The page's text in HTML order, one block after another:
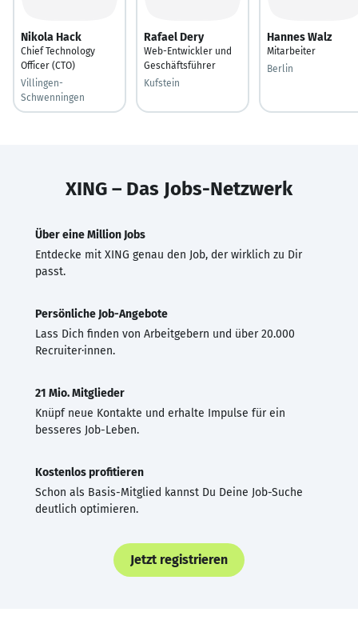
Nikola Hack
Chief Technology
Officer (CTO)
Villingen-
Schwenningen
Rafael Dery
Web-Entwickler und
Geschäftsführer
Kufstein
Hannes Walz
Mitarbeiter
Berlin
XING – Das Jobs-Netzwerk
Über eine Million Jobs
Entdecke mit XING genau den Job, der wirklich zu Dir
passt.
Persönliche Job-Angebote
Lass Dich finden von Arbeitgebern und über 20.000
Recruiter·innen.
21 Mio. Mitglieder
Knüpf neue Kontakte und erhalte Impulse für ein
besseres Job-Leben.
Kostenlos profitieren
Schon als Basis-Mitglied kannst Du Deine Job-Suche
deutlich optimieren.
Jetzt registrieren